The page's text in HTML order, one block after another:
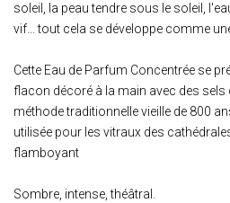
soleil, la peau tendre sous le soleil,
vif... tout cela se développe comme
Cette Eau de Parfum Concentrée se
flacon décoré à la main avec des
méthode traditionnelle vieille de 800
utilisée pour les vitraux des
flamboyant
Sombre, intense, théâtral.